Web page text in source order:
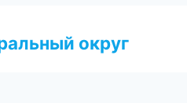
округ